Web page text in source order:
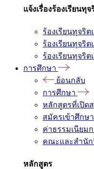
แจ้งเรื่องร้องเรียนทุจ
ร้องเรียนทุจริ
ร้องเรียนทุจริ
ร้องเรียนทุจริ
การศึกษา
ย้อนกลับ
การศึกษา
หลักสูตรที่เปิด
สมัครเข้าศึกษา
ค่าธรรมเนียม
คณะและสำนัก
หลักสูตร